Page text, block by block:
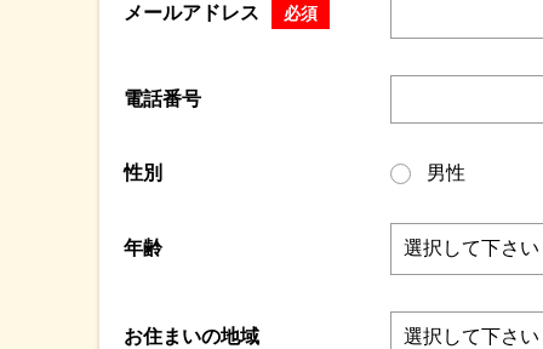
メールアドレス 必須
電話番号
性別 男性
年齢
お住まいの地域